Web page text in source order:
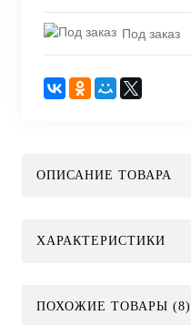
Под заказ
ОПИСАНИЕ ТОВАРА
ХАРАКТЕРИСТИКИ
ПОХОЖИЕ ТОВАРЫ (8)